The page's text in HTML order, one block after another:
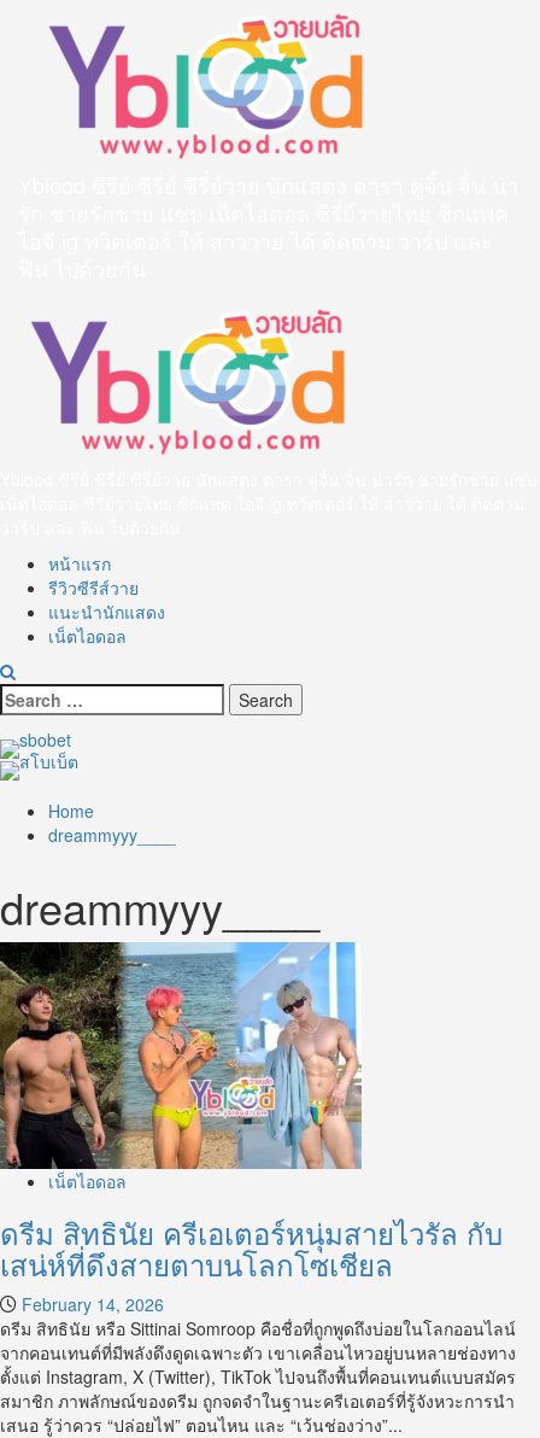
Menu
หน้าแรก
รีวิวซีรีส์วาย
แนะนำนักแสดง
เน็ตไอดอล
Search
for:
Home
dreammyyy____
dreammyyy____
เน็ตไอดอล
ดรีม สิทธินัย ครีเอเตอร์หนุ่มสายไวรัล กับ
เสน่ห์ที่ดึงสายตาบนโลกโซเชียล
February 14, 2026
ดรีม สิทธินัย หรือ Sittinai Somroop คือชื่อที่ถูกพูดถึงบ่อยในโลกออนไลน์
จากคอนเทนต์ที่มีพลังดึงดูดเฉพาะตัว เขาเคลื่อนไหวอยู่บนหลายช่องทาง
ตั้งแต่ Instagram, X (Twitter), TikTok ไปจนถึงพื้นที่คอนเทนต์แบบสมัคร
สมาชิก ภาพลักษณ์ของดรีม ถูกจดจำในฐานะครีเอเตอร์ที่รู้จังหวะการนำ
เสนอ รู้ว่าควร “ปล่อยไฟ” ตอนไหน และ “เว้นช่องว่าง”...